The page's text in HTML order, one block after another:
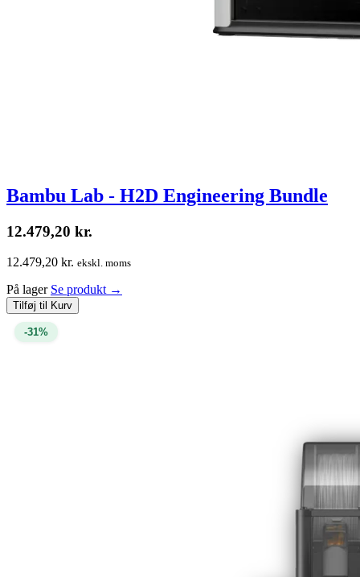
Bambu Lab - H2D Engineering Bundle
12.479,20 kr.
12.479,20 kr. ekskl. moms
På lager Se produkt →
Tilføj til Kurv
-31%